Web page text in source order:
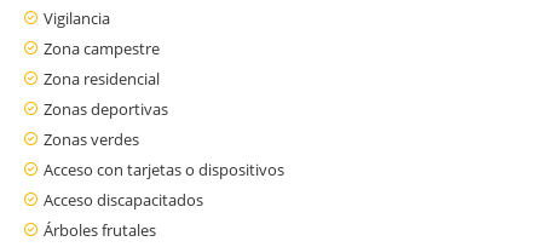
Vigilancia
Zona campestre
Zona residencial
Zonas deportivas
Zonas verdes
Acceso con tarjetas o dispositivos
Acceso discapacitados
Árboles frutales